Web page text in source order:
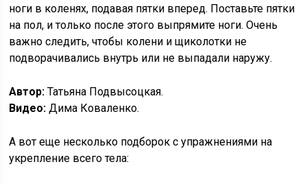
ноги в коленях, подавая пятки вперед. Поставьте пятки
на пол, и только после этого выпрямите ноги. Очень
важно следить, чтобы колени и щиколотки не
подворачивались внутрь или не выпадали наружу.
Автор: Татьяна Подвысоцкая.
Видео: Дима Коваленко.
А вот еще несколько подборок с упражнениями на
укрепление всего тела: